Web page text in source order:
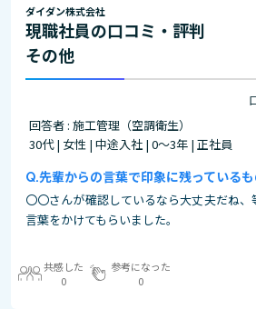
ダイダン株式会社
現職社員の口コミ・評判
その他
回答者 : 施工管理（空調衛生）
30代 | 女性 | 中途入社 | 0～3年 | 正社員
先輩からの言葉で印象に残っているも
〇〇さんが確認しているなら大丈夫だね
言葉をかけてもらいました。
共感した
0
参考になった
0